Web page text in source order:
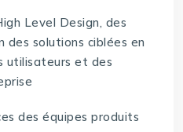
Level Design, des
solutions ciblées en
utilisateurs et des
des équipes produits